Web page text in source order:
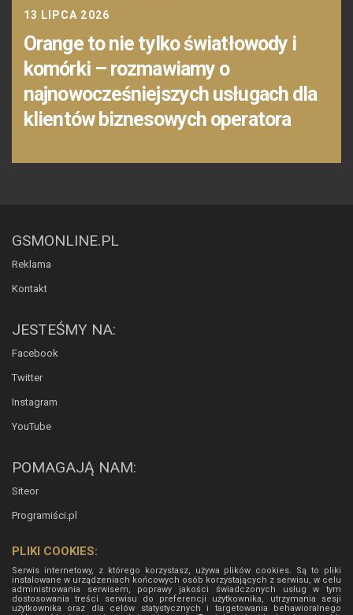
13 LIPCA 2026
Orange to nie tylko światłowody i
komórki – rozmawiamy o
najnowocześniejszych usługach dla
klientów biznesowych operatora
GSMONLINE.PL
Reklama
Kontakt
JESTEŚMY NA:
Facebook
Twitter
Instagram
YouTube
POMAGAJĄ NAM:
Siteor
Programiści.pl
PLIKI COOKIES:
Serwis internetowy, z którego korzystasz, używa plików cookies. Są to pliki
instalowane w urządzeniach końcowych osób korzystających z serwisu, w celu
administrowania serwisem, poprawy jakości świadczonych usług w tym
dostosowania treści serwisu do preferencji użytkownika, utrzymania sesji
użytkownika oraz dla celów statystycznych i targetowania behawioralnego